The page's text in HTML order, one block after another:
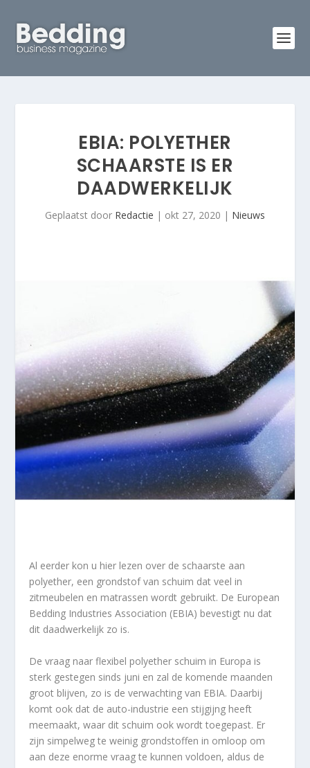
EBIA: POLYETHER
SCHAARSTE IS ER
DAADWERKELIJK
Geplaatst door Redactie | okt 27, 2020 | Nieuws
Al eerder kon u hier lezen over de schaarste aan
polyether, een grondstof van schuim dat veel in
zitmeubelen en matrassen wordt gebruikt. De European
Bedding Industries Association (EBIA) bevestigt nu dat
dit daadwerkelijk zo is.
De vraag naar flexibel polyether schuim in Europa is
sterk gestegen sinds juni en zal de komende maanden
groot blijven, zo is de verwachting van EBIA. Daarbij
komt ook dat de auto-industrie een stijgijng heeft
meemaakt, waar dit schuim ook wordt toegepast. Er
zijn simpelweg te weinig grondstoffen in omloop om
aan deze enorme vraag te kunnen voldoen, aldus de